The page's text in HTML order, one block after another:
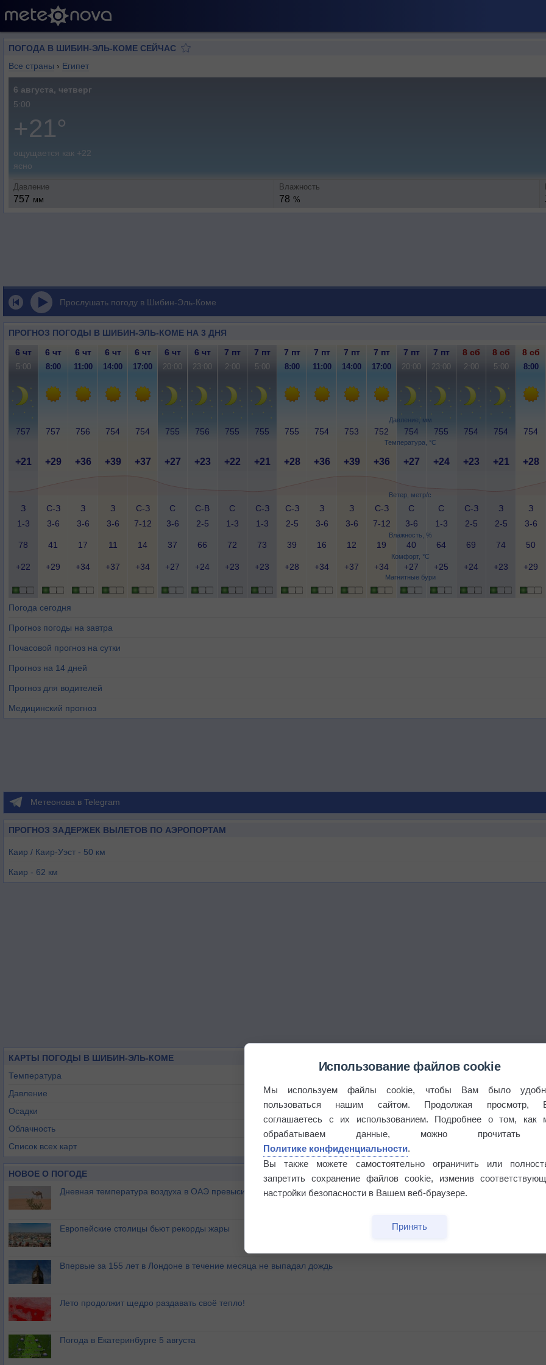
ПОГОДА В ШИБИН-ЭЛЬ-КОМЕ СЕЙЧАС
Все страны › Египет
6 августа, четверг
5:00
+21°
ощущается как +22
ясно
Давление
757 мм
Влажность
78 %
Прослушать погоду в Шибин-Эль-Коме
ПРОГНОЗ ПОГОДЫ В ШИБИН-ЭЛЬ-КОМЕ НА 3 ДНЯ
Давление, мм
Температура, °C
Ветер, метр/с
Влажность, %
Комфорт, °C
Магнитные бури
6 чт 6 чт 6 чт 6 чт 6 чт 6 чт 6 чт 7 пт 7 пт 7 пт 7 пт 7 пт 7 пт 7 пт 7 пт 8 сб 8 сб 8 сб
5:00 8:00 11:00 14:00 17:00 20:00 23:00 2:00 5:00 8:00 11:00 14:00 17:00 20:00 23:00 2:00 5:00 8:00
757 757 756 754 754 755 756 755 755 755 754 753 752 754 755 754 754 754
+21 +29 +36 +39 +37 +27 +23 +22 +21 +28 +36 +39 +36 +27 +24 +23 +21 +28
З
1-3
С-З
3-6
З
3-6
З
3-6
С-З
7-12
С
3-6
С-В
2-5
С
1-3
С-З
1-3
С-З
2-5
З
3-6
З
3-6
С-З
7-12
С
3-6
С
1-3
С-З
2-5
З
2-5
З
3-6
78 41 17 11 14 37 66 72 73 39 16 12 19 40 64 69 74 50
+22 +29 +34 +37 +34 +27 +24 +23 +23 +28 +34 +37 +34 +27 +25 +24 +23 +29
Погода сегодня
Прогноз погоды на завтра
Почасовой прогноз на сутки
Прогноз на 14 дней
Прогноз для водителей
Медицинский прогноз
Метеонова в Telegram
ПРОГНОЗ ЗАДЕРЖЕК ВЫЛЕТОВ ПО АЭРОПОРТАМ
Каир / Каир-Уэст - 50 км
Каир - 62 км
КАРТЫ ПОГОДЫ В ШИБИН-ЭЛЬ-КОМЕ
Температура
Давление
Осадки
Облачность
Список всех карт
НОВОЕ О ПОГОДЕ
Дневная температура воздуха в ОАЭ превысила +51°
Европейские столицы бьют рекорды жары
Впервые за 155 лет в Лондоне в течение месяца не выпадал дождь
Лето продолжит щедро раздавать своё тепло!
Погода в Екатеринбурге 5 августа
Использование файлов cookie
Мы используем файлы cookie, чтобы Вам было
пользоваться нашим сайтом. Продолжая просмотр,
соглашаетесь с их использованием. Подробнее о том, как
обрабатываем данные, можно прочитать
Политике конфиденциальности.
Вы также можете самостоятельно ограничить или
запретить сохранение файлов cookie, изменив
настройки безопасности в Вашем веб-браузере.
Принять